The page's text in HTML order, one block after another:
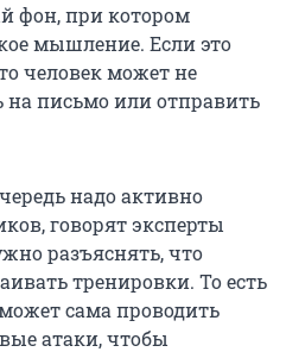
фон, при котором
мышление. Если это
человек может не
на письмо или отправить
надо активно
говорят эксперты
разъяснять, что
тренировки. То есть
сама проводить
атаки, чтобы